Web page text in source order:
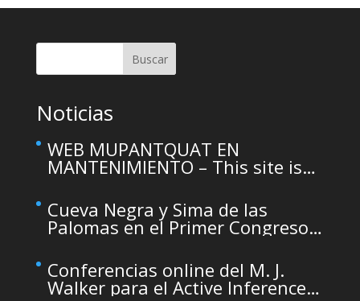
versus early modern humans:
pattern Buscar
Noticias
WEB MUPANTQUAT EN
MANTENIMIENTO – This site is
maintenance
Cueva Negra y Sima de las
Palomas en el Primer Congreso
Murcia organizado por el CDL
Conferencias online del M. J.
Walker para el Active Inference